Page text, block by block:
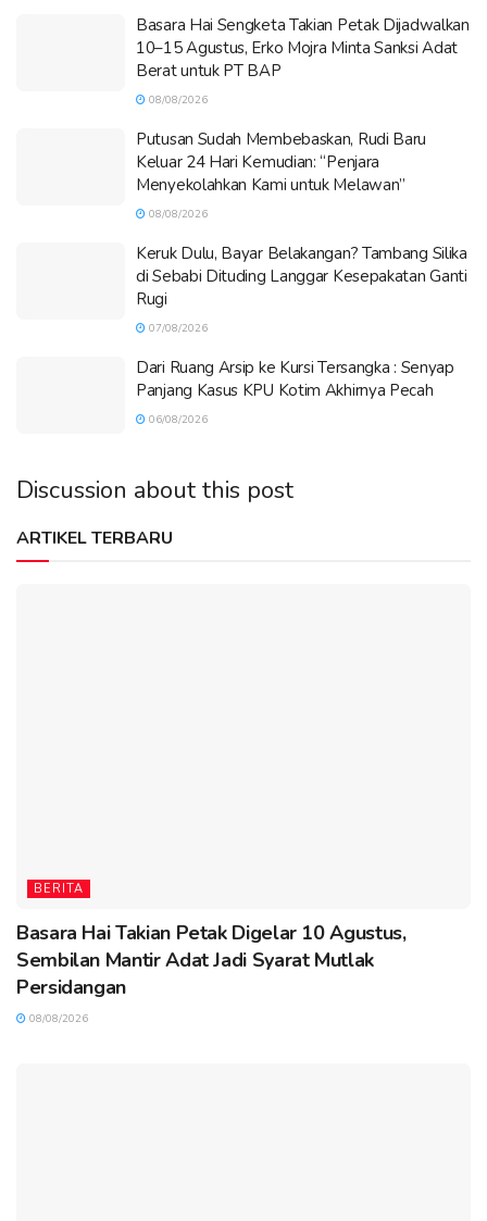
Basara Hai Sengketa Takian Petak Dijadwalkan
10–15 Agustus, Erko Mojra Minta Sanksi Adat
Berat untuk PT BAP
08/08/2026
Putusan Sudah Membebaskan, Rudi Baru
Keluar 24 Hari Kemudian: “Penjara
Menyekolahkan Kami untuk Melawan”
08/08/2026
Keruk Dulu, Bayar Belakangan? Tambang Silika
di Sebabi Dituding Langgar Kesepakatan Ganti
Rugi
07/08/2026
Dari Ruang Arsip ke Kursi Tersangka : Senyap
Panjang Kasus KPU Kotim Akhirnya Pecah
06/08/2026
Discussion about this post
ARTIKEL TERBARU
BERITA
Basara Hai Takian Petak Digelar 10 Agustus,
Sembilan Mantir Adat Jadi Syarat Mutlak
Persidangan
08/08/2026